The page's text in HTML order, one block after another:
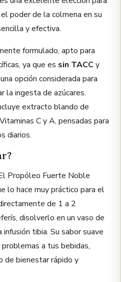
poder de la colmena en su
y efectiva.
formulado, apto para
ya que es sin TACCy
opción considerada para
la ingesta de azúcares.
extracto blando de
C y A, pensadas para
diarios.
Propóleo Fuerte Noble
lo hace muy práctico para el
de 1 a 2
disolverlo en un vaso de
tibia. Su sabor suave
a tus bebidas,
de bienestar rápido y